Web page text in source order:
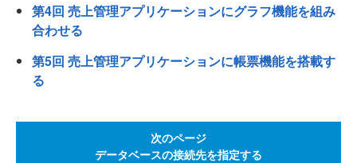
第4回 売上管理アプリケーションにグラフ機能を組み
合わせる
第5回 売上管理アプリケーションに帳票機能を搭載す
る
次のページ
データベースの接続先を指定する